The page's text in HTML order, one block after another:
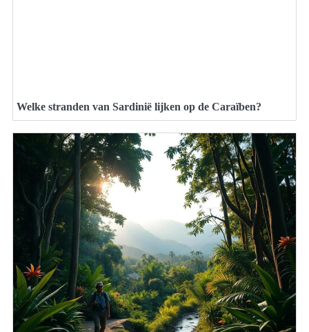
Welke stranden van Sardinië lijken op de Caraïben?